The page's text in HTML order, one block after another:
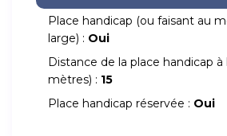
Place handicap (ou faisant au
large) : Oui
Distance de la place handicap
mètres) : 15
Place handicap réservée : Oui